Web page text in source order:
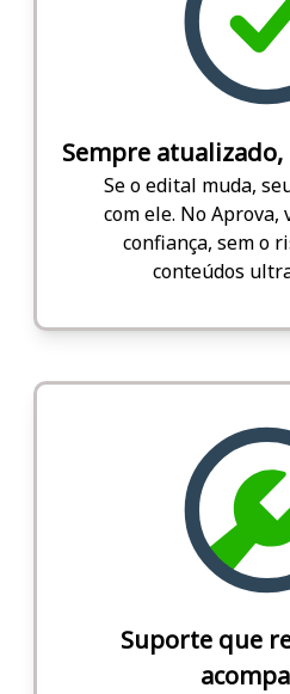
Sempre
Se o edital muda,
com ele. No Aprova,
confiança, sem o
conteúdos
Suporte que